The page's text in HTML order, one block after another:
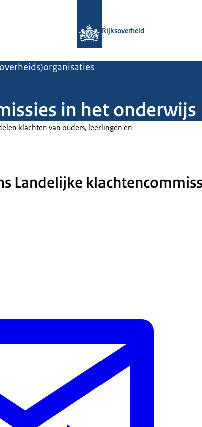
Rijksoverheid
in het onderwijs
klachten van ouders, leerlingen en
Landelijke